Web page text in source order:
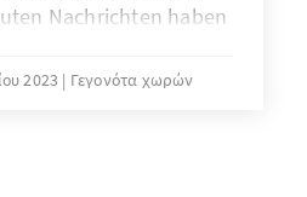
Nachrichten haben
wurden die
2023 Γεγονότα χωρών